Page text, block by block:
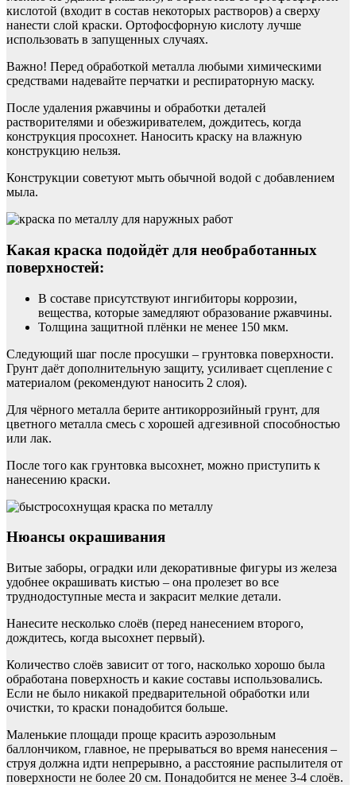
кислотой (входит в состав некоторых растворов) а сверху
нанести слой краски. Ортофосфорную кислоту лучше
использовать в запущенных случаях.
Важно! Перед обработкой металла любыми химическими
средствами надевайте перчатки и респираторную маску.
После удаления ржавчины и обработки деталей
растворителями и обезжиривателем, дождитесь, когда
конструкция просохнет. Наносить краску на влажную
конструкцию нельзя.
Конструкции советуют мыть обычной водой с добавлением
мыла.
Какая краска подойдёт для необработанных
поверхностей:
В составе присутствуют ингибиторы коррозии,
вещества, которые замедляют образование ржавчины.
Толщина защитной плёнки не менее 150 мкм.
Следующий шаг после просушки – грунтовка поверхности.
Грунт даёт дополнительную защиту, усиливает сцепление с
материалом (рекомендуют наносить 2 слоя).
Для чёрного металла берите антикоррозийный грунт, для
цветного металла смесь с хорошей адгезивной способностью
или лак.
После того как грунтовка высохнет, можно приступить к
нанесению краски.
Нюансы окрашивания
Витые заборы, оградки или декоративные фигуры из железа
удобнее окрашивать кистью – она пролезет во все
труднодоступные места и закрасит мелкие детали.
Нанесите несколько слоёв (перед нанесением второго,
дождитесь, когда высохнет первый).
Количество слоёв зависит от того, насколько хорошо была
обработана поверхность и какие составы использовались.
Если не было никакой предварительной обработки или
очистки, то краски понадобится больше.
Маленькие площади проще красить аэрозольным
баллончиком, главное, не прерываться во время нанесения –
струя должна идти непрерывно, а расстояние распылителя от
поверхности не более 20 см. Понадобится не менее 3-4 слоёв.